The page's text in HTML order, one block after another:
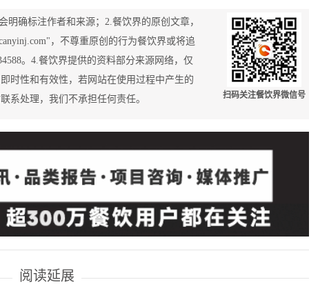
确标注作者和来源；2.餐饮界的原创文章，
，不尊重原创的行为餐饮界或将追
。4.餐饮界提供的资料部分来源网络，仅
时性和有效性，若网站在使用过程中产生的
系处理，我们不承担任何责任。
扫码关注餐饮界微信号
阅读延展